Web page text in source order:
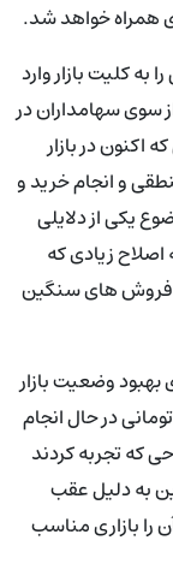
همراه خواهد شد.
کلیت بازار وارد
سوی سهامداران در
اکنون در بازار
و انجام خرید و
یکی از دلایلی
زیادی که
فروش های سنگین
وضعیت بازار
اکنون با دلار ١٨ تا ٢٠ هزار تومانی در حال انجام
که تجربه کردند
به دلیل عقب
را بازاری مناسب